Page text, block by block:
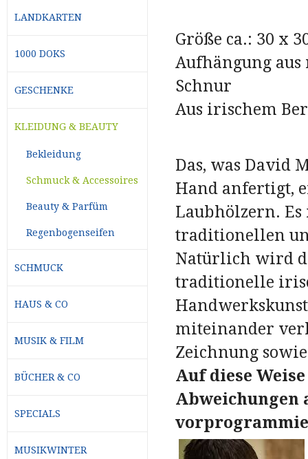
Größe ca.: 30 x
Aufhängung
Schnur
Aus irischem
Das, was David
Hand anfertigt,
Laubhölzern.
traditionellen
Natürlich wird
traditionelle
miteinander
Zeichnung
Auf diese
Abweichungen
LANDKARTEN
1000 DOKS
GESCHENKE
KLEIDUNG & BEAUTY
Bekleidung
Schmuck & Accessoires
Beauty & Parfüm
Regenbogenseifen
SCHMUCK
HAUS & CO
MUSIK & FILM
BÜCHER & CO
SPECIALS
MUSIKWINTER